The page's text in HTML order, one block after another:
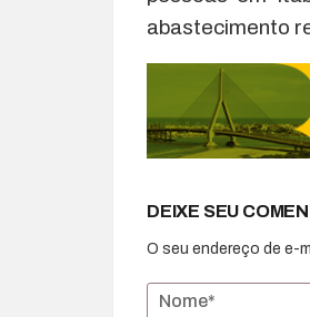
abastecimento
DEIXE SEU
O seu endereço de e-